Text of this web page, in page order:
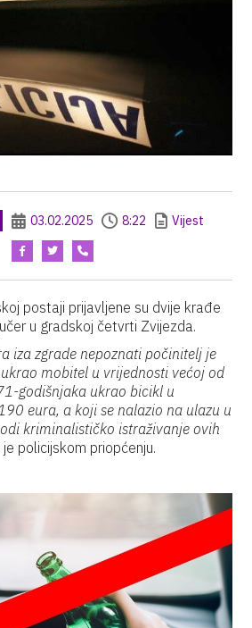
03.02.2025 8:22 Vijest
postaji prijavljene su dvije krađe
u gradskoj četvrti Zvijezda.
iza zgrade nepoznati počinitelj je
mobitel u vrijednosti većoj od
godišnjaka ukrao bicikl u
eura, a koji se nalazio na ulazu u
kriminalističko istraživanje ovih
policijskom priopćenju.